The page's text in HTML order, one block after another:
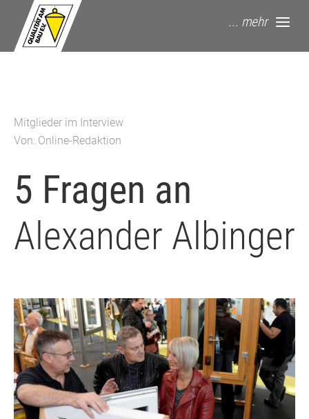
springe zum Hauptinhalt
... mehr
Mitglieder im Interview
Von: Online-Redaktion
5 Fragen an
Alexander Albinger